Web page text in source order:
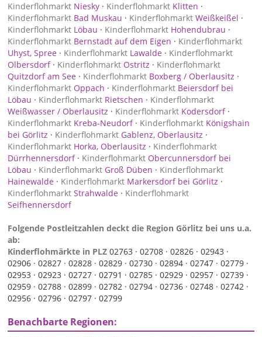
Kinderflohmarkt Niesky · Kinderflohmarkt Klitten ·
Kinderflohmarkt Bad Muskau · Kinderflohmarkt Weißkeißel ·
Kinderflohmarkt Löbau · Kinderflohmarkt Hohendubrau ·
Kinderflohmarkt Bernstadt auf dem Eigen · Kinderflohmarkt
Uhyst, Spree · Kinderflohmarkt Lawalde · Kinderflohmarkt
Olbersdorf· Kinderflohmarkt Ostritz · Kinderflohmarkt
Quitzdorf am See · Kinderflohmarkt Boxberg / Oberlausitz ·
Kinderflohmarkt Oppach · Kinderflohmarkt Beiersdorf bei
Löbau · Kinderflohmarkt Rietschen · Kinderflohmarkt
Weißwasser / Oberlausitz · Kinderflohmarkt Kodersdorf·
Kinderflohmarkt Kreba-Neudorf· Kinderflohmarkt Königshain
bei Görlitz · Kinderflohmarkt Gablenz, Oberlausitz ·
Kinderflohmarkt Horka, Oberlausitz · Kinderflohmarkt
Dürrhennersdorf· Kinderflohmarkt Obercunnersdorf bei
Löbau · Kinderflohmarkt Groß Düben · Kinderflohmarkt
Hainewalde · Kinderflohmarkt Markersdorf bei Görlitz ·
Kinderflohmarkt Strahwalde · Kinderflohmarkt
Seifhennersdorf
Folgende Postleitzahlen deckt die Region Görlitz bei uns u.a.
ab:
Kinderflohmärkte in PLZ02763 ·02708 ·02826 ·02943 ·
02906 ·02827 ·02828 ·02829 ·02730 ·02894 ·02747 ·02779 ·
02953 ·02923 ·02727 ·02791 ·02785 ·02929 ·02957 ·02739 ·
02959 ·02788 ·02899 ·02782 ·02794 ·02736 ·02748 ·02742 ·
02956 ·02796 ·02797 ·02799
Benachbarte Regionen: